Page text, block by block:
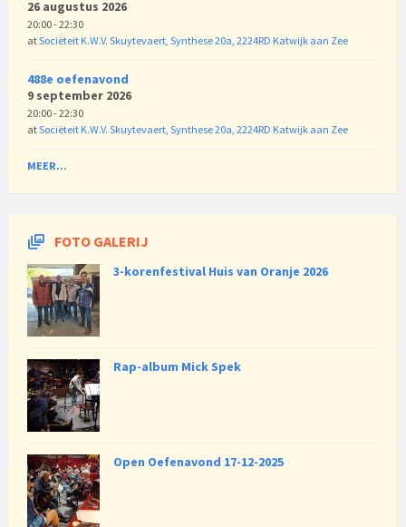
26 augustus 2026
20:00 - 22:30
atSociëteit K.W.V. Skuytevaert, Synthese 20a, 2224RD Katwijk aan Zee
488e oefenavond
9 september 2026
20:00 - 22:30
atSociëteit K.W.V. Skuytevaert, Synthese 20a, 2224RD Katwijk aan Zee
MEER...
FOTO GALERIJ
3-korenfestival Huis van Oranje 2026
Rap-album Mick Spek
Open Oefenavond 17-12-2025